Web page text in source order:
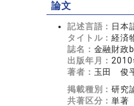
論文
記述言語： 日本
タイトル：経済
誌名： 金融財政
出版年月： 2010
著者： 玉田 俊
掲載種別：研究
共著区分：単著